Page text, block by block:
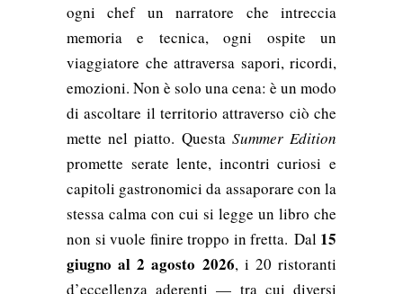
ogni chef un narratore che intreccia
memoria e tecnica, ogni ospite un
viaggiatore che attraversa sapori, ricordi,
emozioni. Non è solo una cena: è un modo
di ascoltare il territorio attraverso ciò che
mette nel piatto. Questa Summer Edition
promette serate lente, incontri curiosi e
capitoli gastronomici da assaporare con la
stessa calma con cui si legge un libro che
non si vuole finire troppo in fretta. Dal 15
giugno al 2 agosto 2026, i 20 ristoranti
d’eccellenza aderenti — tra cui diversi